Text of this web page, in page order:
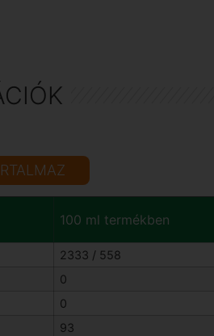
100 ml termékben
2333 / 558
0
0
93